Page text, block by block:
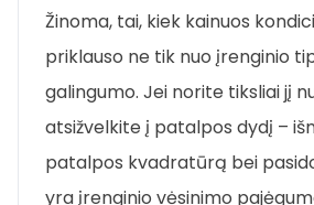
Žinoma, tai, kiek kainuos
priklauso ne tik nuo įrenginio
galingumo. Jei norite tiksliai jį
atsižvelkite į patalpos dydį –
patalpos kvadratūrą bei
yra įrenginio vėsinimo